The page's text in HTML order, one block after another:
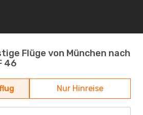
Flüge von München nach
46
Nur Hinreise